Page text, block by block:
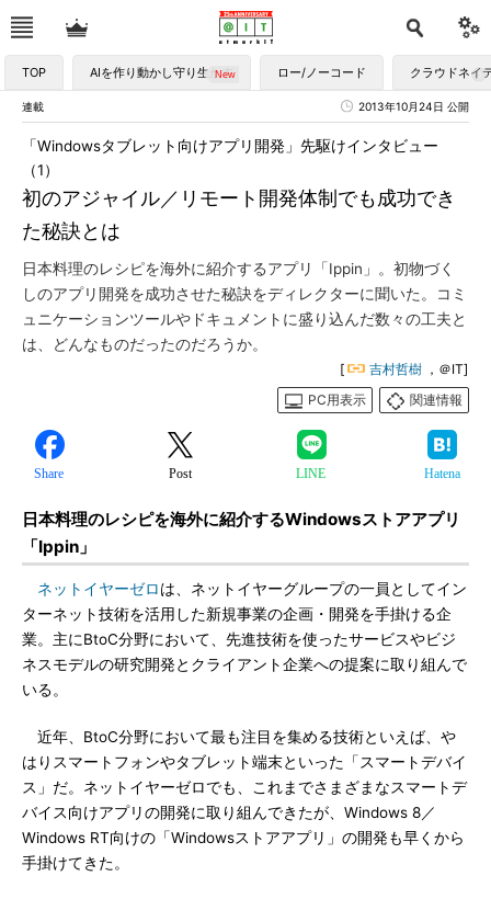
TOP AIを作り動かし守り生かす ロー/ノーコード クラウドネイ
連載 2013年10月24日 公開
初のアジャイル／リモート開発体制でも成功でき
た秘訣とは
「Windowsタブレット向けアプリ開発」先駆けインタビュー
（1）
日本料理のレシピを海外に紹介するアプリ「Ippin」。初物づく
しのアプリ開発を成功させた秘訣をディレクターに聞いた。コミ
ュニケーションツールやドキュメントに盛り込んだ数々の工夫と
は、どんなものだったのだろうか。
[ 吉村哲樹 ，＠IT]
PC用表示
関連情報
Share Post LINE Hatena
日本料理のレシピを海外に紹介するWindowsストアアプリ
「Ippin」
ネットイヤーゼロは、ネットイヤーグループの一員としてイン
ターネット技術を活用した新規事業の企画・開発を手掛ける企
業。主にBtoC分野において、先進技術を使ったサービスやビジ
ネスモデルの研究開発とクライアント企業への提案に取り組んで
いる。
近年、BtoC分野において最も注目を集める技術といえば、や
はりスマートフォンやタブレット端末といった「スマートデバイ
ス」だ。ネットイヤーゼロでも、これまでさまざまなスマートデ
バイス向けアプリの開発に取り組んできたが、Windows 8／
Windows RT向けの「Windowsストアアプリ」の開発も早くから
手掛けてきた。